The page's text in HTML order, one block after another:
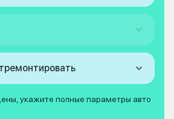
укажите полные параметры авто